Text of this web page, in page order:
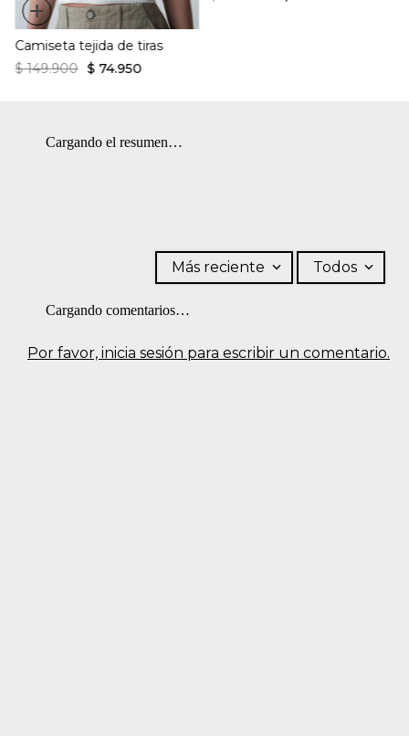
+
Camiseta tejida de tiras
$ 149.900 $ 74.950
Cargando el resumen…
Por favor, inicia sesión para escribir un comentario.
Más reciente Todos
Cargando comentarios…